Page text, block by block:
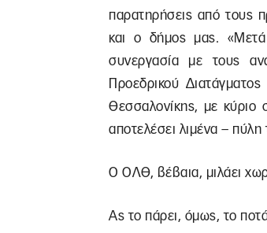
παρατηρήσεις από τους
και ο δήμος μας.
συνεργασία με τους
Προεδρικού
Θεσσαλονίκης, με κύριο
αποτελέσει λιμένα –
Ο ΟΛΘ, βέβαια, μιλάει
Ας το πάρει, όμως, το